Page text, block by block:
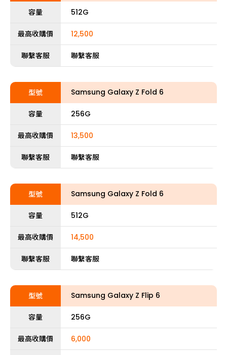
容量 512G
最高收購價 12,500
聯繫客服 聯繫客服
型號 Samsung Galaxy Z Fold 6
容量 256G
最高收購價 13,500
聯繫客服 聯繫客服
型號 Samsung Galaxy Z Fold 6
容量 512G
最高收購價 14,500
聯繫客服 聯繫客服
型號 Samsung Galaxy Z Flip 6
容量 256G
最高收購價 6,000